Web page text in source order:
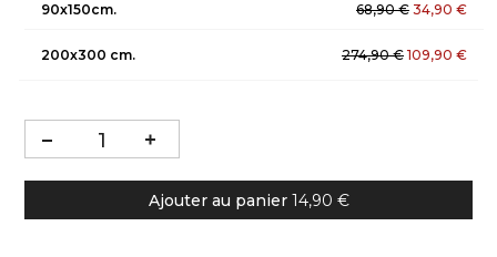
90x150cm. 68,90 € 34,90 €
200x300 cm. 274,90 € 109,90 €
Ajouter au panier 14,90 €